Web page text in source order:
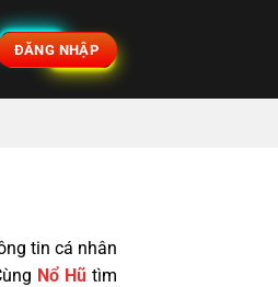
ĐĂNG NHẬP
tin cá nhân
Nổ Hũ tìm